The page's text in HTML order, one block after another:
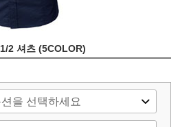
2 셔츠 (5COLOR)